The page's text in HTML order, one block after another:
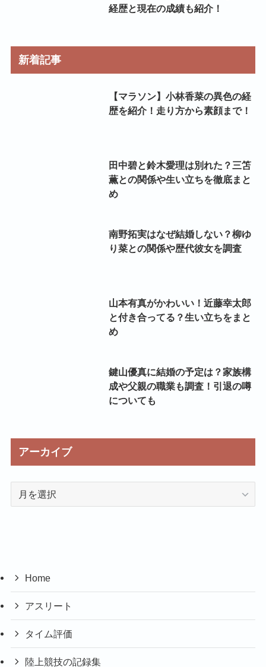
経歴と現在の成績も紹介！
新着記事
【マラソン】小林香菜の異色の経
歴を紹介！走り方から素顔まで！
田中碧と鈴木愛理は別れた？三笘
薫との関係や生い立ちを徹底まと
め
南野拓実はなぜ結婚しない？柳ゆ
り菜との関係や歴代彼女を調査
山本有真がかわいい！近藤幸太郎
と付き合ってる？生い立ちをまと
め
鍵山優真に結婚の予定は？家族構
成や父親の職業も調査！引退の噂
についても
アーカイブ
Home
アスリート
タイム評価
陸上競技の記録集